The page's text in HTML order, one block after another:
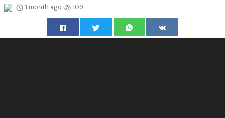
1 month ago 109